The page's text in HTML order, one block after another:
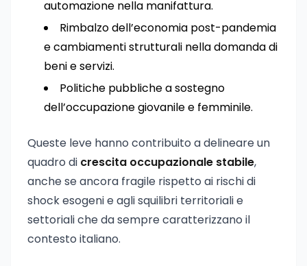
automazione nella manifattura.
Rimbalzo dell’economia post-pandemia
e cambiamenti strutturali nella domanda di
beni e servizi.
Politiche pubbliche a sostegno
dell’occupazione giovanile e femminile.
Queste leve hanno contribuito a delineare un
quadro di crescita occupazionale stabile,
anche se ancora fragile rispetto ai rischi di
shock esogeni e agli squilibri territoriali e
settoriali che da sempre caratterizzano il
contesto italiano.